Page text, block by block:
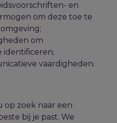
en
om deze toe te
om
identificeren;
vaardigheden.
op zoek naar een
bij je past. We